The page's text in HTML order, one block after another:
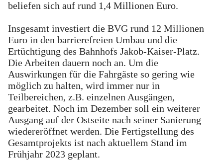
beliefen sich auf rund 1,4 Millionen Euro.
Insgesamt investiert die BVG rund 12 Millionen
Euro in den barrierefreien Umbau und die
Ertüchtigung des Bahnhofs Jakob-Kaiser-Platz.
Die Arbeiten dauern noch an. Um die
Auswirkungen für die Fahrgäste so gering wie
möglich zu halten, wird immer nur in
Teilbereichen, z.B. einzelnen Ausgängen,
gearbeitet. Noch im Dezember soll ein weiterer
Ausgang auf der Ostseite nach seiner Sanierung
wiedereröffnet werden. Die Fertigstellung des
Gesamtprojekts ist nach aktuellem Stand im
Frühjahr 2023 geplant.